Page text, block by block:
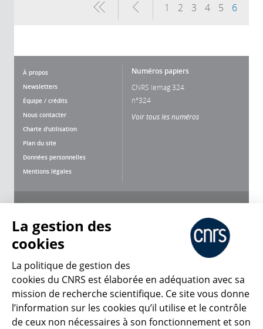
1 2 3 4 5 6
À propos
Newsletters
Équipe / crédits
Nous contacter
Charte d'utilisation
Plan du site
Données personnelles
Mentions légales
Numéros papiers
CNRS lemag 324
n°324
Voir tous les numéros
CNRS Le Mag
La gestion des
cookies
La politique de gestion des
cookies du CNRS est élaborée en adéquation avec sa
mission de recherche scientifique. Ce site vous donne
l’information sur les cookies qu’il utilise et le contrôle
de ceux non nécessaires à son fonctionnement et son